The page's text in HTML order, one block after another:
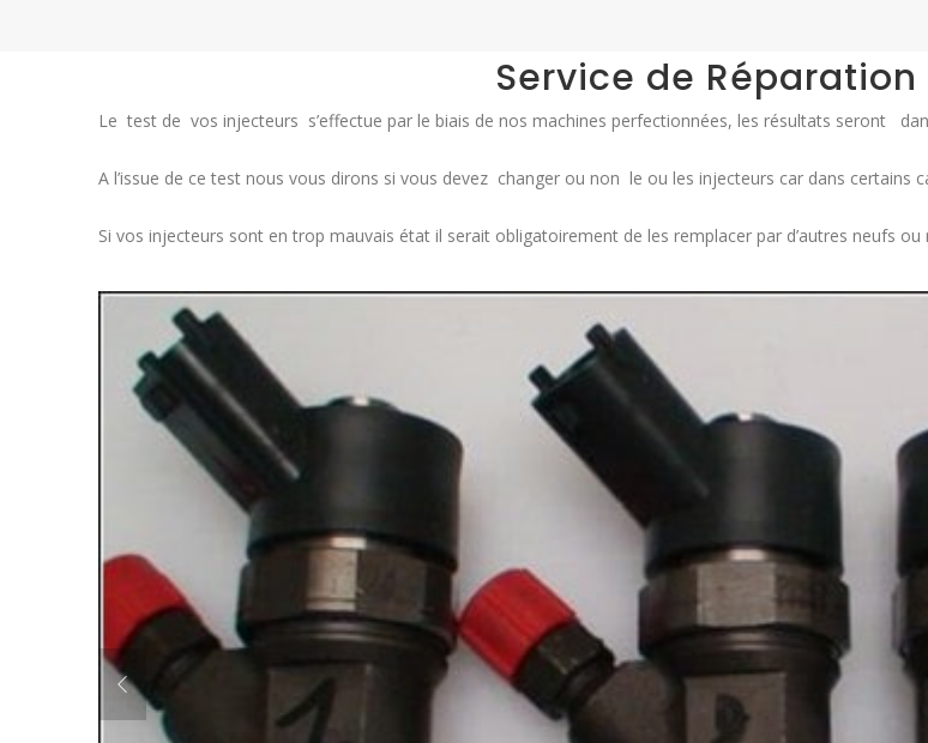
Service de
Le test de vos injecteurs s’effectue par le biais de nos machines perfectionnées, les résultats seront
A l’issue de ce test nous vous dirons si vous devez changer ou non le ou les injecteurs car dans
Si vos injecteurs sont en trop mauvais état il serait obligatoirement de les remplacer par d’autres neufs ou